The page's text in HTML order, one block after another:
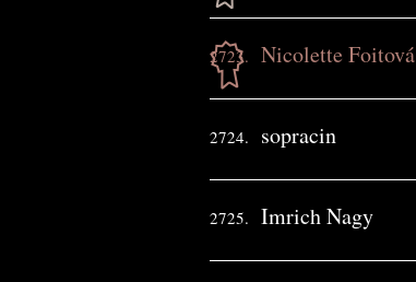
2723. Nicolette Foitová
2724. sopracin
2725. Imrich Nagy